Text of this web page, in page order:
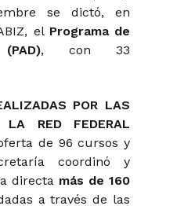
se dictó, en
el Programa de
(PAD), con 33
POR LAS
LA RED FEDERAL
de 96 cursos y
coordinó y
directa más de 160
a través de las